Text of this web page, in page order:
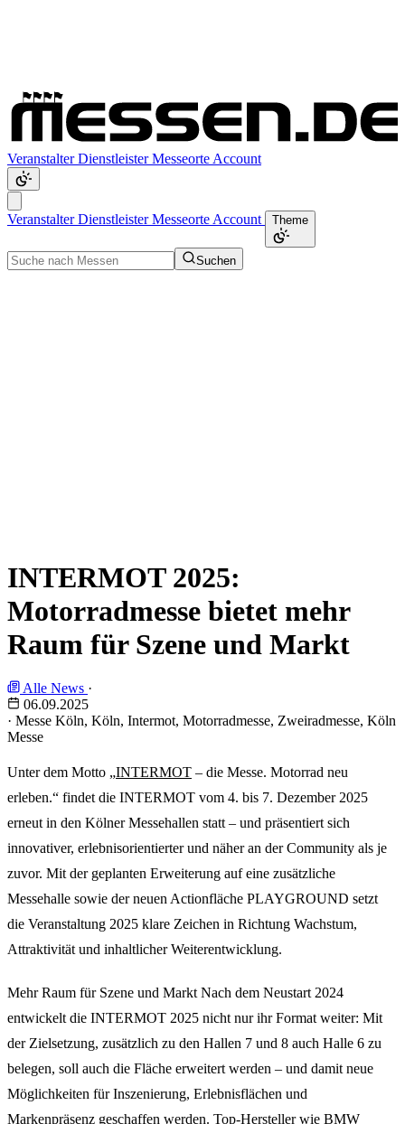
VeranstalterDienstleisterMesseorte Account
VeranstalterDienstleisterMesseorte Account Theme
Suchen
INTERMOT 2025:
Motorradmesse bietet mehr
Raum für Szene und Markt
Alle News ·
06.09.2025
· Messe Köln, Köln, Intermot, Motorradmesse, Zweiradmesse, Köln
Messe
Unter dem Motto „INTERMOT – die Messe. Motorrad neu
erleben.“ findet die INTERMOT vom 4. bis 7. Dezember 2025
erneut in den Kölner Messehallen statt – und präsentiert sich
innovativer, erlebnisorientierter und näher an der Community als je
zuvor. Mit der geplanten Erweiterung auf eine zusätzliche
Messehalle sowie der neuen Actionfläche PLAYGROUND setzt
die Veranstaltung 2025 klare Zeichen in Richtung Wachstum,
Attraktivität und inhaltlicher Weiterentwicklung.
Mehr Raum für Szene und Markt Nach dem Neustart 2024
entwickelt die INTERMOT 2025 nicht nur ihr Format weiter: Mit
der Zielsetzung, zusätzlich zu den Hallen 7 und 8 auch Halle 6 zu
belegen, soll auch die Fläche erweitert werden – und damit neue
Möglichkeiten für Inszenierung, Erlebnisflächen und
Markenpräsenz geschaffen werden. Top-Hersteller wie BMW